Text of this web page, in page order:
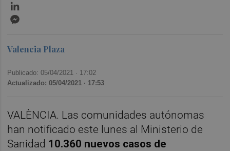
Valencia Plaza
Publicado: 05/04/2021 · 17:02
Actualizado: 05/04/2021 · 17:53
VALÈNCIA. Las comunidades autónomas
han notificado este lunes al Ministerio de
Sanidad 10.360 nuevos casos de